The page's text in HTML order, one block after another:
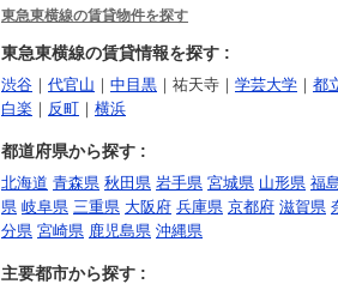
東急東横線の賃貸物件を探す
東急東横線の賃貸情報を探す :
渋谷 ｜ 代官山 ｜ 中目黒 ｜祐天寺｜ 学芸大学 ｜ 都
白楽 ｜ 反町 ｜ 横浜
都道府県から探す :
北海道 青森県 秋田県 岩手県 宮城県 山形県 福
県 岐阜県 三重県 大阪府 兵庫県 京都府 滋賀県
分県 宮崎県 鹿児島県 沖縄県
主要都市から探す :